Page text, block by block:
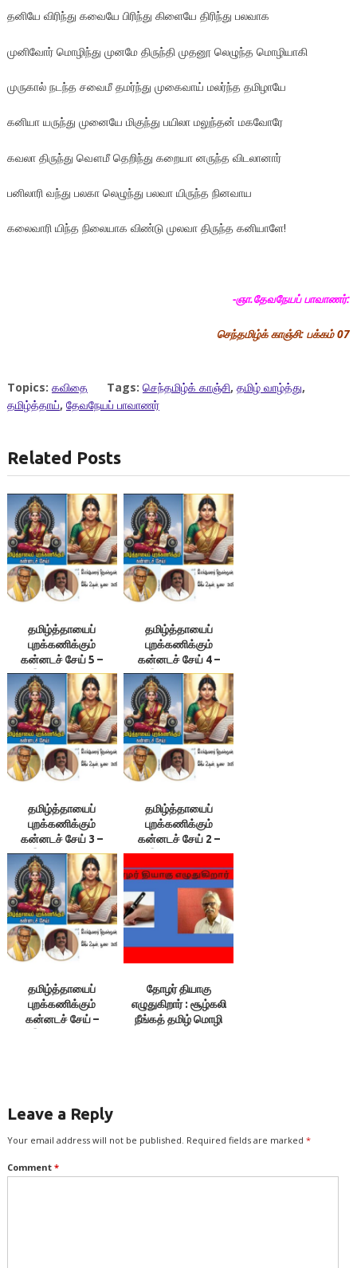
தனியே விரிந்து கவையே பிரிந்து கிளையே திரிந்து பலவாக
முனிவோர் மொழிந்து முனமே திருந்தி முதனூ லெழுந்த மொழியாகி
முருகால் நடந்த சவைமீ தமர்ந்து முகைவாய் மலர்ந்த தமிழாயே
கனியா யருந்து முனையே மிகுந்து பயிலா மலுந்தன் மகவோரே
கவலா திருந்து வௌமீ தெறிந்து கறையா னருந்த விடலானார்
பனிலாரி வந்து பலகா லெழுந்து பலவா யிருந்த நினவாய
கலைவாரி யிந்த நிலையாக விண்டு முலவா திருந்த கனியாளே!
-ஞா.தேவநேயப் பாவாணர்:
செந்தமிழ்க் காஞ்சி: பக்கம் 07
Topics: கவிதை Tags: செந்தமிழ்க் காஞ்சி, தமிழ் வாழ்த்து,
தமிழ்த்தாய், தேவநேயப் பாவாணர்
Related Posts
தமிழ்த்தாயைப்
புறக்கணிக்கும்
கன்னடச் சேய் 5 –
இலக்குவனார்
திருவள்ளுவன்
தமிழ்த்தாயைப்
புறக்கணிக்கும்
கன்னடச் சேய் 4 –
இலக்குவனார்
திருவள்ளுவன்
தமிழ்த்தாயைப்
புறக்கணிக்கும்
கன்னடச் சேய் 3 –
இலக்குவனார்
திருவள்ளுவன்
தமிழ்த்தாயைப்
புறக்கணிக்கும்
கன்னடச் சேய் 2 –
இலக்குவனார்
திருவள்ளுவன்
தமிழ்த்தாயைப்
புறக்கணிக்கும்
கன்னடச் சேய் –
தோழர் தியாகு
எழுதுகிறார் : சூழ்கலி
நீங்கத் தமிழ் மொழி
Leave a Reply
Your email address will not be published. Required fields are marked *
Comment *